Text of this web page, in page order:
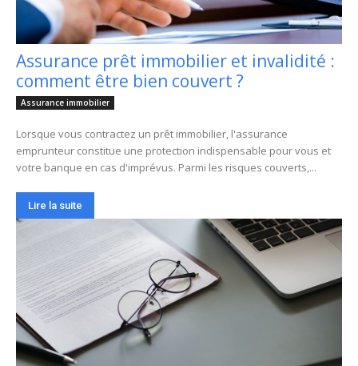
Assurance prêt immobilier et invalidité :
comment être bien couvert ?
Assurance immobilier
Lorsque vous contractez un prêt immobilier, l'assurance
emprunteur constitue une protection indispensable pour vous et
votre banque en cas d'imprévus. Parmi les risques couverts,...
Lire la suite